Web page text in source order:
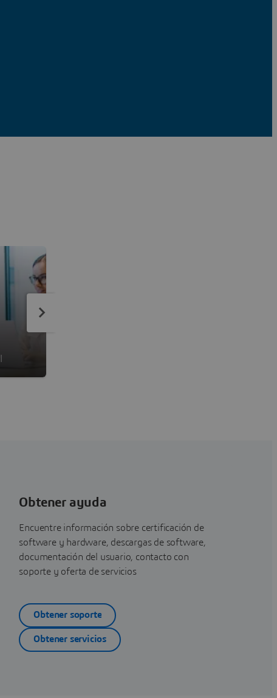
Obtener ayuda
Encuentre información sobre certificación de
software y hardware, descargas de software,
documentación del usuario, contacto con
soporte y oferta de servicios
Obtener soporte
Obtener servicios